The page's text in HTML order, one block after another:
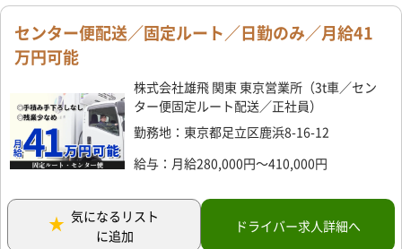
センター便配送／固定ルート／日勤のみ／月給41
万円可能
株式会社雄飛 関東 東京営業所（3t車／セン
ター便固定ルート配送／正社員）
勤務地：東京都足立区鹿浜8-16-12
給与：月給280,000円～410,000円
気になるリスト
に追加
ドライバー求人詳細へ